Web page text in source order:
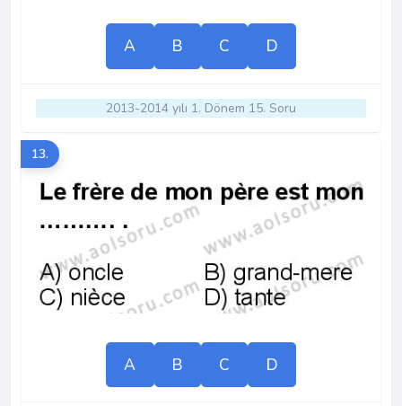
A B C D
2013-2014 yılı 1. Dönem 15. Soru
13.
A B C D